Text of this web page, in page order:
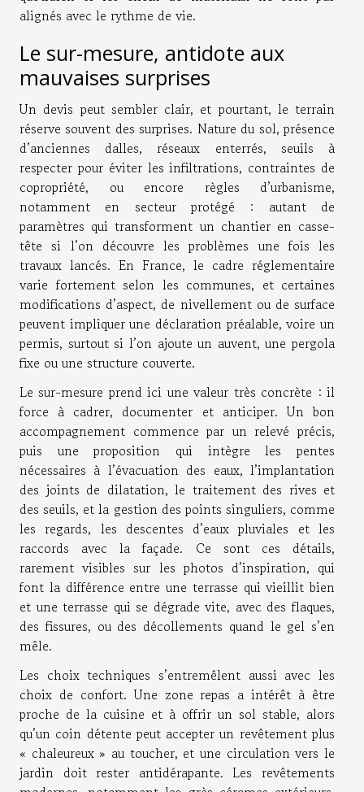
alignés avec le rythme de vie.
Le sur-mesure, antidote aux
mauvaises surprises
Un devis peut sembler clair, et pourtant, le terrain
réserve souvent des surprises. Nature du sol, présence
d’anciennes dalles, réseaux enterrés, seuils à
respecter pour éviter les infiltrations, contraintes de
copropriété, ou encore règles d’urbanisme,
notamment en secteur protégé : autant de
paramètres qui transforment un chantier en casse-
tête si l’on découvre les problèmes une fois les
travaux lancés. En France, le cadre réglementaire
varie fortement selon les communes, et certaines
modifications d’aspect, de nivellement ou de surface
peuvent impliquer une déclaration préalable, voire un
permis, surtout si l’on ajoute un auvent, une pergola
fixe ou une structure couverte.
Le sur-mesure prend ici une valeur très concrète : il
force à cadrer, documenter et anticiper. Un bon
accompagnement commence par un relevé précis,
puis une proposition qui intègre les pentes
nécessaires à l’évacuation des eaux, l’implantation
des joints de dilatation, le traitement des rives et
des seuils, et la gestion des points singuliers, comme
les regards, les descentes d’eaux pluviales et les
raccords avec la façade. Ce sont ces détails,
rarement visibles sur les photos d’inspiration, qui
font la différence entre une terrasse qui vieillit bien
et une terrasse qui se dégrade vite, avec des flaques,
des fissures, ou des décollements quand le gel s’en
mêle.
Les choix techniques s’entremêlent aussi avec les
choix de confort. Une zone repas a intérêt à être
proche de la cuisine et à offrir un sol stable, alors
qu’un coin détente peut accepter un revêtement plus
« chaleureux » au toucher, et une circulation vers le
jardin doit rester antidérapante. Les revêtements